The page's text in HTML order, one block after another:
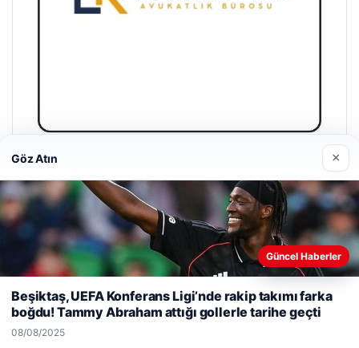
Enes Kaplan Avukatlık Bürosu
28/04/2026
© 2026 Sportmen – Güncel Spor Haberler
Web sitemizi nasıl kullandığınızı daha iyi anlayabilmek,
kullanıyoruz.Çerez Politikamız
Reddet
Göz Atın ×
Güncel Haberler
Beşiktaş, UEFA Konferans Ligi’nde rakip takımı farka
boğdu! Tammy Abraham attığı gollerle tarihe geçti
08/08/2025